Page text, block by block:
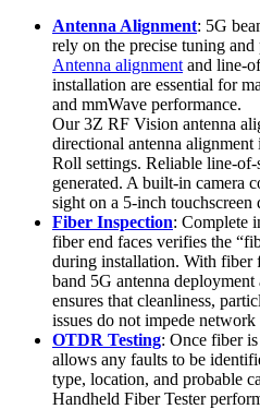
Antenna Alignment: 5G
rely on the precise tuning
Antenna alignment and line-
installation are essential for
and mmWave performance.
Our 3Z RF Vision antenna
directional antenna
Roll settings. Reliable line-
generated. A built-in camera
sight on a 5-inch touchscreen
Fiber Inspection: Complete
fiber end faces verifies the
during installation. With fiber
band 5G antenna deployment
ensures that cleanliness,
issues do not impede network
OTDR Testing: Once fiber
allows any faults to be
type, location, and probable
Handheld Fiber Tester